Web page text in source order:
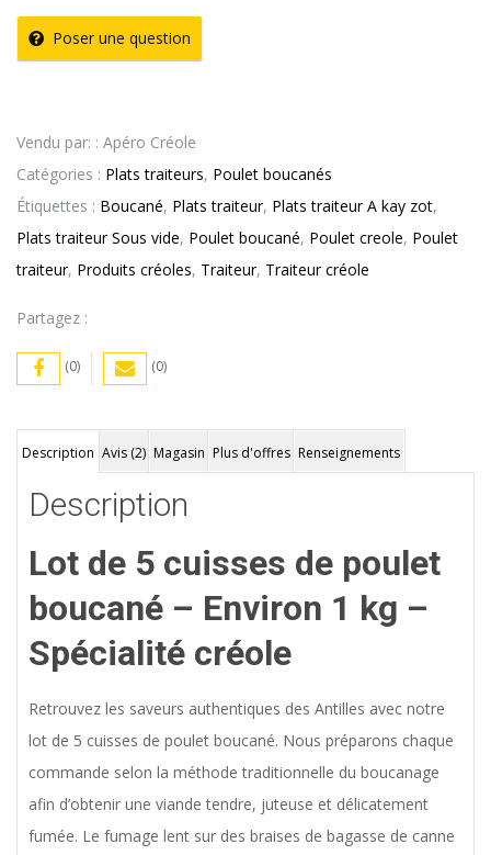
Cuisses
de
par
5
-
sous
vide
Poser une question
Vendu par: : Apéro Créole
Catégories : Plats traiteurs, Poulet boucanés
Étiquettes : Boucané, Plats traiteur, Plats traiteur A kay zot,
Plats traiteur Sous vide, Poulet boucané, Poulet creole, Poulet
traiteur, Produits créoles, Traiteur, Traiteur créole
Partagez :
(0) (0)
Description Avis (2) Magasin Plus d'offres Renseignements
Description
Lot de 5 cuisses de poulet
boucané – Environ 1 kg –
Spécialité créole
Retrouvez les saveurs authentiques des Antilles avec notre
lot de 5 cuisses de poulet boucané. Nous préparons chaque
commande selon la méthode traditionnelle du boucanage
afin d’obtenir une viande tendre, juteuse et délicatement
fumée. Le fumage lent sur des braises de bagasse de canne